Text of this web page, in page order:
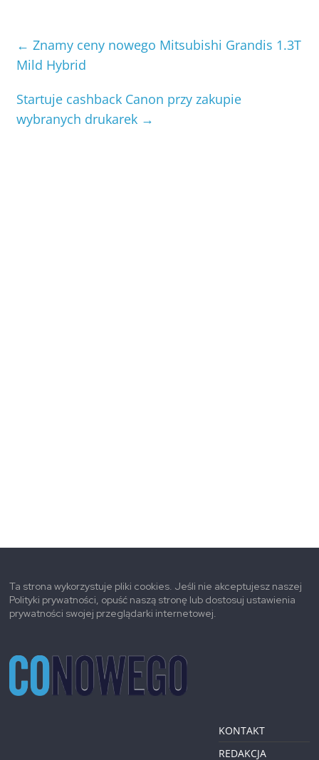
← Znamy ceny nowego Mitsubishi Grandis 1.3T
Mild Hybrid
Startuje cashback Canon przy zakupie
wybranych drukarek →
Ta strona wykorzystuje pliki cookies. Jeśli nie akceptujesz naszej
Polityki prywatności, opuść naszą stronę lub dostosuj ustawienia
prywatności swojej przeglądarki internetowej.
KONTAKT
REDAKCJA